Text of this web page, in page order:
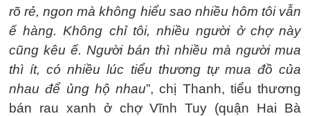
rõ rẻ, ngon mà không hiểu sao nhiều hôm tôi vẫn
ế hàng. Không chỉ tôi, nhiều người ở chợ này
cũng kêu ế. Người bán thì nhiều mà người mua
thì ít, có nhiều lúc tiểu thương tự mua đồ của
nhau để ủng hộ nhau”, chị Thanh, tiểu thương
bán rau xanh ở chợ Vĩnh Tuy (quận Hai Bà